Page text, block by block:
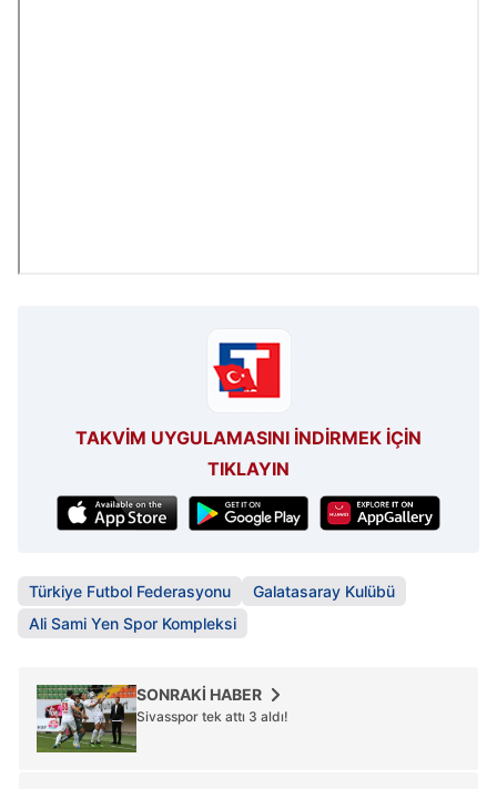
TAKVİM UYGULAMASINI İNDİRMEK İÇİN
TIKLAYIN
Türkiye Futbol Federasyonu
Galatasaray Kulübü
Ali Sami Yen Spor Kompleksi
SONRAKİ HABER
Sivasspor tek attı 3 aldı!